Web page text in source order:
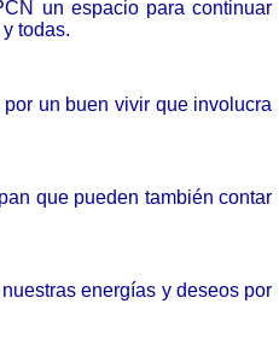
un espacio para continuar
todas.
un buen vivir que involucra
que pueden también contar
energías y deseos por